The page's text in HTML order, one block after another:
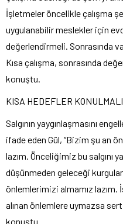
İşletmeler öncelikle çalışma
uygulanabilir meslekler için
değerlendirmeli. Sonrasında
Kısa çalışma, sonrasında
konuştu.
KISA HEDEFLER KONULMALI
Salgının yaygınlaşmasını
ifade eden Gül, “Bizim şu an
lazım. Önceliğimiz bu salgını
düşünmeden geleceği
önlemlerimizi almamız
alınan önlemlere uymazsa
konuştu.